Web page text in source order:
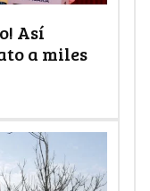
Así
a miles